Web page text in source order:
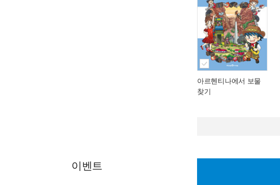
아르헨티나에서 보물
찾기
이벤트